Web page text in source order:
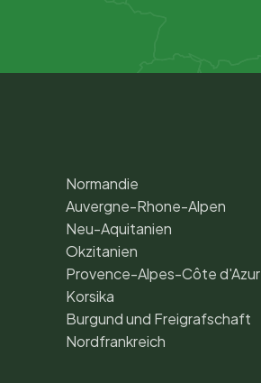
Normandie
Auvergne-Rhone-Alpen
Neu-Aquitanien
Okzitanien
Provence-Alpes-Côte d'Azur
Korsika
Burgund und Freigrafschaft
Nordfrankreich